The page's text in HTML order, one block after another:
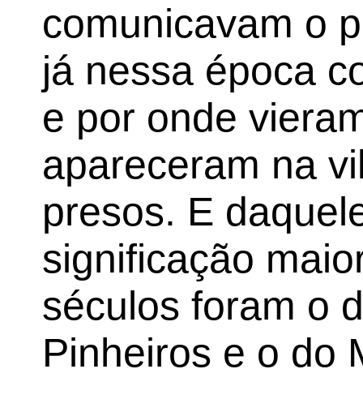
comunicavam o
já nessa época
e por onde
apareceram na
presos. E
significação
séculos foram o
Pinheiros e o do